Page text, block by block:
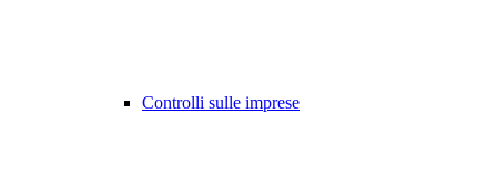
Controlli sulle imprese